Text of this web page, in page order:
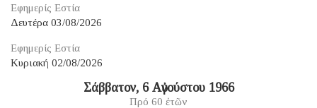
Εφημερίς Εστία
Δευτέρα 03/08/2026
Εφημερίς Εστία
Κυριακή 02/08/2026
Σάββατον, 6 Αὐγούστου 1966
Πρό 60 ἐτῶν